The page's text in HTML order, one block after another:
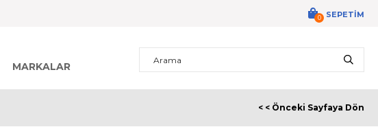
MARKALAR
SEPETIM
0
< < Önceki Sayfaya Dön